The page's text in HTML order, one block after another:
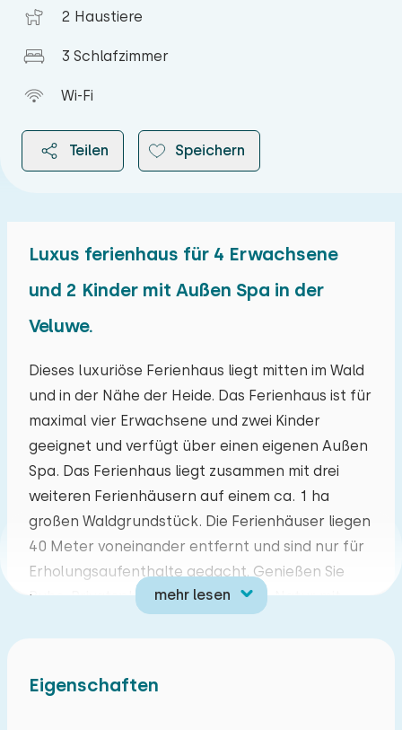
2 Haustiere
3 Schlafzimmer
Wi-Fi
Teilen Speichern
Luxus ferienhaus für 4 Erwachsene
und 2 Kinder mit Außen Spa in der
Veluwe.
Dieses luxuriöse Ferienhaus liegt mitten im Wald
und in der Nähe der Heide. Das Ferienhaus ist für
maximal vier Erwachsene und zwei Kinder
geeignet und verfügt über einen eigenen Außen
Spa. Das Ferienhaus liegt zusammen mit drei
weiteren Ferienhäusern auf einem ca. 1 ha
großen Waldgrundstück. Die Ferienhäuser liegen
40 Meter voneinander entfernt und sind nur für
Erholungsaufenthalte gedacht. Genießen Sie
Ruhe, Privatsphäre und die schöne Natur mit
du mehr Unterhaltung? Von Ihrem Ferienhaus in
mehr lesen
Mo Di Mi Do Fr Sa So
27 28 29 30 31 01 02
03 04 05 06 07 08 09
10 11 12 13 14 15
17 18 19 20 21 22 23
Eigenschaften